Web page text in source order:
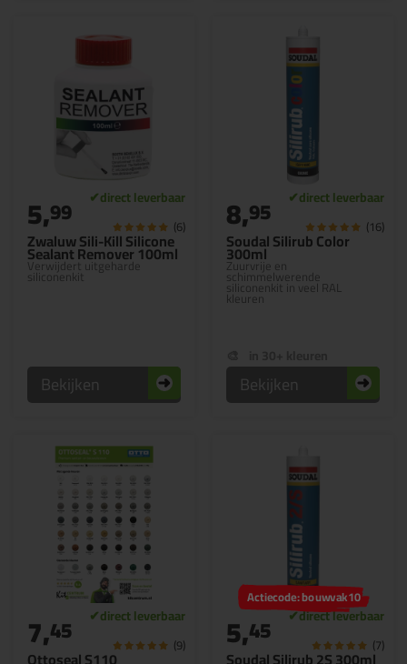
Zwaluw Sili-Kill Silicone
Sealant Remover 100ml
Verwijdert uitgeharde
siliconenkit
5,99 (6)
Bekijken
Soudal Silirub Color
300ml
Zuurvrije en
schimmelwerende
siliconenkit in veel RAL
kleuren
8,95 (16)
Bekijken
7,45 (9)
Actiecode: bouwvak10
5,45 (7)